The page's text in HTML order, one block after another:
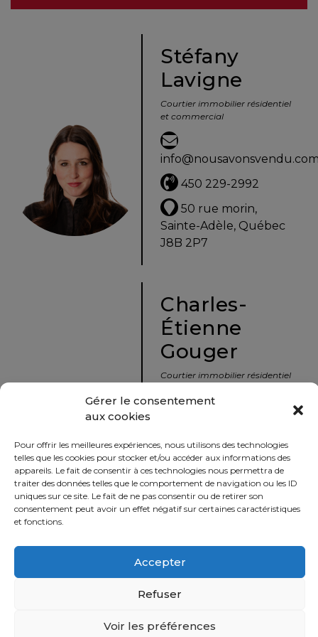
Gérer le consentement
aux cookies
Pour offrir les meilleures expériences, nous utilisons des technologies
telles que les cookies pour stocker et/ou accéder aux informations des
appareils. Le fait de consentir à ces technologies nous permettra de
traiter des données telles que le comportement de navigation ou les ID
uniques sur ce site. Le fait de ne pas consentir ou de retirer son
consentement peut avoir un effet négatif sur certaines caractéristiques
et fonctions.
Accepter
Refuser
Voir les préférences
Évaluation
Avec
un
immobilier
vers
la
tranquillité
d’esprit
défi
Stéfany
Lavigne
Courtier immobilier résidentiel
et commercial
450 229-2992
50 rue morin,
Sainte-Adèle, Québec
J8B 2P7
Charles-
Étienne
Gouger
Courtier immobilier résidentiel
450 229-2992
50 rue morin,
Sainte-Adèle, Québec
J8B 2P7
Partager
Politique